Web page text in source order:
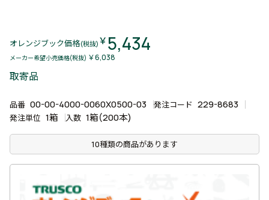
オレンジブック価格(税抜) ￥5,434
メーカー希望小売価格(税抜) ￥6,038
取寄品
品番 00-00-4000-0060X0500-03 発注コード 229-8683
発注単位 1箱 入数 1箱(200本)
10種類の商品があります